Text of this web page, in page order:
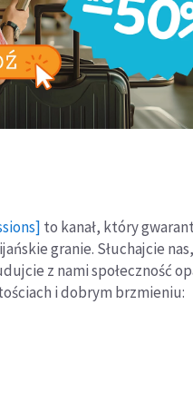
to kanał, który
granie. Słuchajcie nas,
z nami społeczność
i dobrym brzmieniu: